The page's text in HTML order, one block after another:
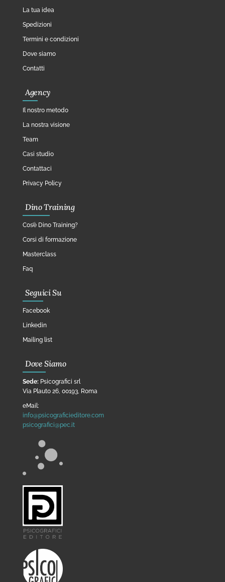
La tua idea
Spedizioni
Termini e condizioni
Dove siamo
Contatti
Agency
Il nostro metodo
La nostra visione
Team
Casi studio
Contattaci
Privacy Policy
Dino Training
Cos’è Dino Training?
Corsi di formazione
Masterclass
Faq
Seguici Su
Facebook
Linkedin
Mailing list
Dove Siamo
Sede: Psicografici srl
Via Plauto 26, 00193, Roma
eMail:
info@psicograficieditore.com
psicografici@pec.it